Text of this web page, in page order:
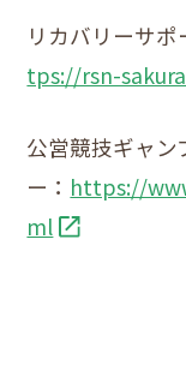
リカバリーサポ
tps://rsn-
公営競技ギャン
ー： https://
ml